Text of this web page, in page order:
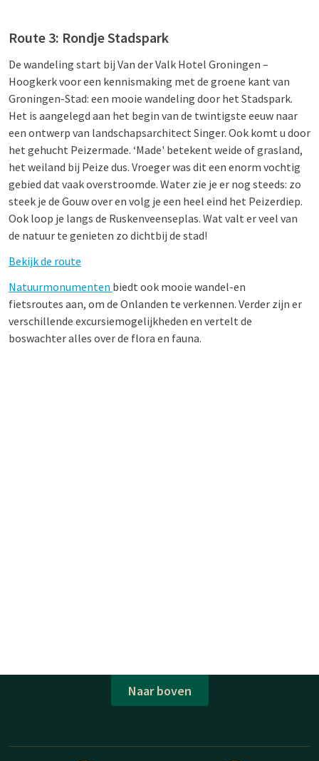
Route 3: Rondje Stadspark
De wandeling start bij Van der Valk Hotel Groningen –
Hoogkerk voor een kennismaking met de groene kant van
Groningen-Stad: een mooie wandeling door het Stadspark.
Het is aangelegd aan het begin van de twintigste eeuw naar
een ontwerp van landschapsarchitect Singer. Ook komt u door
het gehucht Peizermade. ‘Made' betekent weide of grasland,
het weiland bij Peize dus. Vroeger was dit een enorm vochtig
gebied dat vaak overstroomde. Water zie je er nog steeds: zo
steek je de Gouw over en volg je een heel eind het Peizerdiep.
Ook loop je langs de Ruskenveenseplas. Wat valt er veel van
de natuur te genieten zo dichtbij de stad!
Bekijk de route
Natuurmonumenten biedt ook mooie wandel-en
fietsroutes aan, om de Onlanden te verkennen. Verder zijn er
verschillende excursiemogelijkheden en vertelt de
boswachter alles over de flora en fauna.
Naar boven